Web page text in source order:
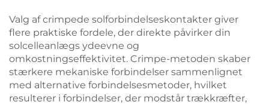
Valg af crimpede solforbindelseskontakter giver
flere praktiske fordele, der direkte påvirker din
solcelleanlægs ydeevne og
omkostningseffektivitet. Crimpe-metoden skaber
stærkere mekaniske forbindelser sammenlignet
med alternative forbindelsesmetoder, hvilket
resulterer i forbindelser, der modstår trækkræfter,